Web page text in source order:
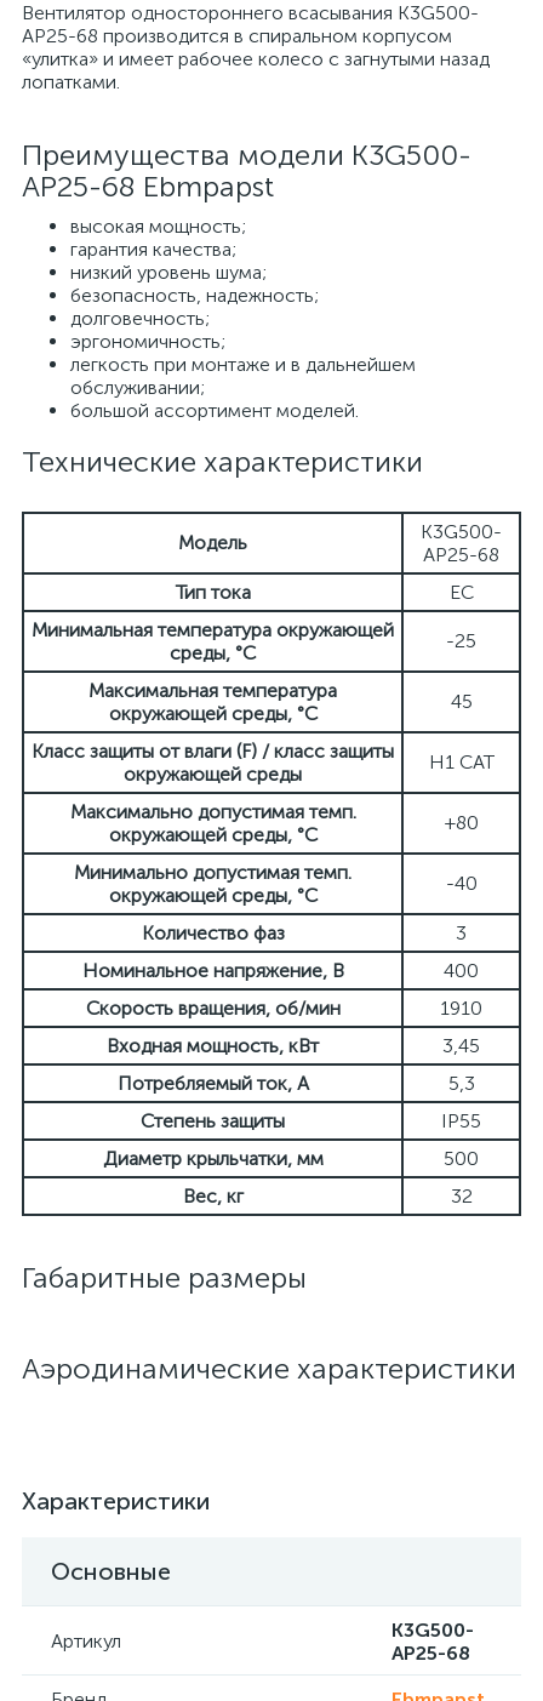
Вентилятор одностороннего всасывания K3G500-
AP25-68 производится в спиральном корпусом
«улитка» и имеет рабочее колесо с загнутыми назад
лопатками.
Преимущества модели K3G500-
AP25-68 Ebmpapst
высокая мощность;
гарантия качества;
низкий уровень шума;
безопасность, надежность;
долговечность;
эргономичность;
легкость при монтаже и в дальнейшем
обслуживании;
большой ассортимент моделей.
Технические характеристики
Модель
K3G500-
AP25-68
Тип тока
EC
Минимальная температура окружающей
среды, °C
-25
Максимальная температура
окружающей среды, °C
45
Класс защиты от влаги (F) / класс защиты
окружающей среды
H1 CAT
Максимально допустимая темп.
окружающей среды, °C
+80
Минимально допустимая темп.
окружающей среды, °C
-40
Количество фаз
3
Номинальное напряжение, В
400
Скорость вращения, об/мин
1910
Входная мощность, кВт
3,45
Потребляемый ток, А
5,3
Степень защиты
IP55
Диаметр крыльчатки, мм
500
Вес, кг
32
Габаритные размеры
Аэродинамические характеристики
Характеристики
Основные
Артикул
K3G500-
AP25-68